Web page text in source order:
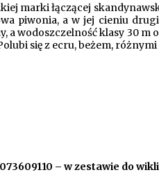
marki łączącej
piwonia, a w jej cieniu
a wodoszczelność klasy 30
się z ecru, beżem,
– w zestawie do